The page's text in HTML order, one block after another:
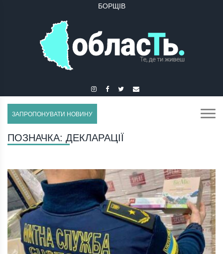
БОРЩІВ
ЗАПРОПОНУВАТИ НОВИНУ
ПОЗНАЧКА: ДЕКЛАРАЦІЇ